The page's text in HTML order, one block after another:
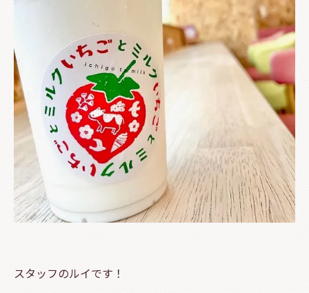
スタッフのルイです！